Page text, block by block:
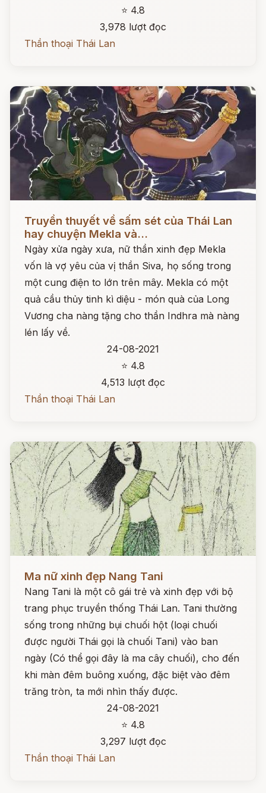
⭐ 4.8
3,978 lượt đọc
Thần thoại Thái Lan
Đọc ngay
Truyền thuyết về sấm sét của Thái Lan
hay chuyện Mekla và...
Ngày xửa ngày xưa, nữ thần xinh đẹp Mekla
vốn là vợ yêu của vị thần Siva, họ sống trong
một cung điện to lớn trên mây. Mekla có một
quả cầu thủy tinh kì diệu - món quà của Long
Vương cha nàng tặng cho thần Indhra mà nàng
lén lấy về.
24-08-2021
⭐ 4.8
4,513 lượt đọc
Thần thoại Thái Lan
Ma nữ xinh đẹp Nang Tani
Nang Tani là một cô gái trẻ và xinh đẹp với bộ
trang phục truyền thống Thái Lan. Tani thường
sống trong những bụi chuối hột (loại chuối
được người Thái gọi là chuối Tani) vào ban
ngày (Có thể gọi đây là ma cây chuối), cho đến
khi màn đêm buông xuống, đặc biệt vào đêm
trăng tròn, ta mới nhìn thấy được.
24-08-2021
⭐ 4.8
3,297 lượt đọc
Thần thoại Thái Lan